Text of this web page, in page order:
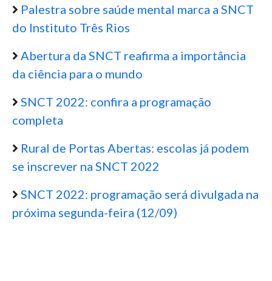
Palestra sobre saúde mental marca a SNCT
do Instituto Três Rios
Abertura da SNCT reafirma a importância
da ciência para o mundo
SNCT 2022: confira a programação
completa
Rural de Portas Abertas: escolas já podem
se inscrever na SNCT 2022
SNCT 2022: programação será divulgada na
próxima segunda-feira (12/09)